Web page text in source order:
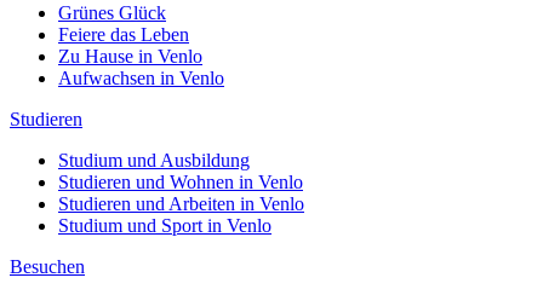
Grünes Glück
Feiere das Leben
Zu Hause in Venlo
Aufwachsen in Venlo
Studieren
Studium und Ausbildung
Studieren und Wohnen in Venlo
Studieren und Arbeiten in Venlo
Studium und Sport in Venlo
Besuchen